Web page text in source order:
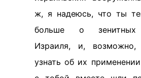
ж, я надеюсь, что ты
больше о зенитных
Израиля, и, возможно,
узнать об их